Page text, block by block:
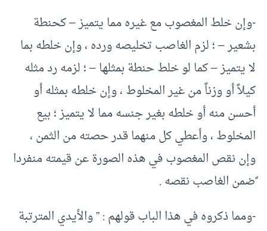
-وإن خلط المغصوب مع غيره مما يتميز – كحنطة
بشعير – ؛ لزم الغاصب تخليصه ورده ، وإن خلطه بما
لا يتميز – كما لو خلط حنطة بمثلها – ؛ لزمه رد مثله
كيلاً أو وزناً من غير المخلوط ، وإن خلطه بمثله أو
أحسن منه أو خلطه بغير جنسه مما لا يتميز ؛ بيع
المخلوط ، وأعطي كل منهما قدر حصته من الثمن ،
وإن نقص المغصوب في هذه الصورة عن قيمته منفردا
ًضمن الغاصب نقصه .
-ومما ذكروه في هذا الباب قولهم : ” والأيدي المترتبة